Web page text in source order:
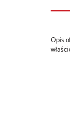
Opis